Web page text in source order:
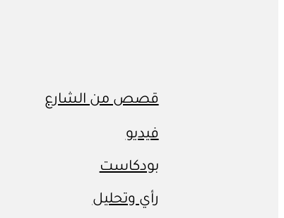
قصص من الشارع
فيديو
بودكاست
رأي وتحليل